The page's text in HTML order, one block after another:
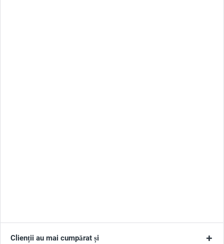
Clienții au mai cumpărat și